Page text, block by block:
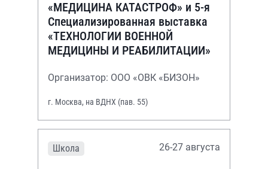
«МЕДИЦИНА КАТАСТРОФ» и 5-я
Специализированная выставка
«ТЕХНОЛОГИИ ВОЕННОЙ
МЕДИЦИНЫ И РЕАБИЛИТАЦИИ»
Организатор: ООО «ОВК «БИЗОН»
г. Москва, на ВДНХ (пав. 55)
Школа 26-27 августа